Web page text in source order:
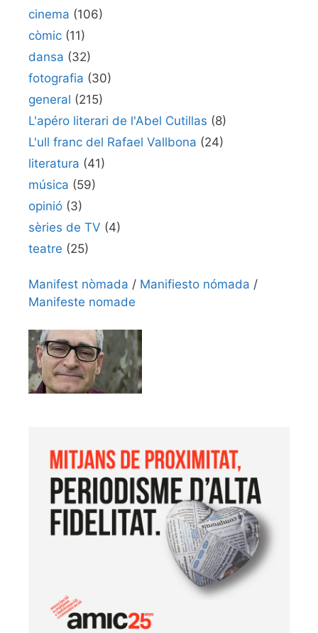
cinema (106)
còmic (11)
dansa (32)
fotografia (30)
general (215)
L'apéro literari de l'Abel Cutillas (8)
L'ull franc del Rafael Vallbona (24)
literatura (41)
música (59)
opinió (3)
sèries de TV (4)
teatre (25)
Manifest nòmada / Manifiesto nómada /
Manifeste nomade